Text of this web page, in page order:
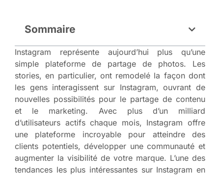
Sommaire
Instagram représente aujourd’hui plus qu’une
simple plateforme de partage de photos. Les
stories, en particulier, ont remodelé la façon dont
les gens interagissent sur Instagram, ouvrant de
nouvelles possibilités pour le partage de contenu
et le marketing. Avec plus d’un milliard
d’utilisateurs actifs chaque mois, Instagram offre
une plateforme incroyable pour atteindre des
clients potentiels, développer une communauté et
augmenter la visibilité de votre marque. L’une des
tendances les plus intéressantes sur Instagram en